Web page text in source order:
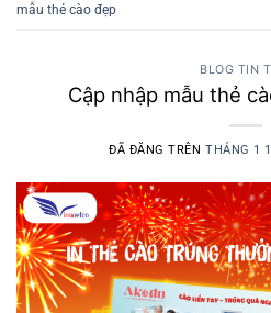
mẫu thẻ cào đẹp
BLOG TIN
Cập nhập mẫu thẻ
ĐÃ ĐĂNG TRÊN THÁNG 1